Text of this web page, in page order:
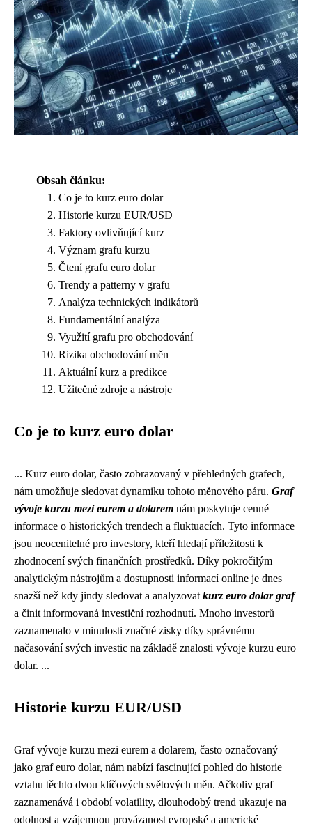
Obsah článku:
Co je to kurz euro dolar
Historie kurzu EUR/USD
Faktory ovlivňující kurz
Význam grafu kurzu
Čtení grafu euro dolar
Trendy a patterny v grafu
Analýza technických indikátorů
Fundamentální analýza
Využití grafu pro obchodování
Rizika obchodování měn
Aktuální kurz a predikce
Užitečné zdroje a nástroje
Co je to kurz euro dolar
... Kurz euro dolar, často zobrazovaný v přehledných grafech,
nám umožňuje sledovat dynamiku tohoto měnového páru. Graf
vývoje kurzu mezi eurem a dolarem nám poskytuje cenné
informace o historických trendech a fluktuacích. Tyto informace
jsou neocenitelné pro investory, kteří hledají příležitosti k
zhodnocení svých finančních prostředků. Díky pokročilým
analytickým nástrojům a dostupnosti informací online je dnes
snazší než kdy jindy sledovat a analyzovat kurz euro dolar graf
a činit informovaná investiční rozhodnutí. Mnoho investorů
zaznamenalo v minulosti značné zisky díky správnému
načasování svých investic na základě znalosti vývoje kurzu euro
dolar. ...
Historie kurzu EUR/USD
Graf vývoje kurzu mezi eurem a dolarem, často označovaný
jako graf euro dolar, nám nabízí fascinující pohled do historie
vztahu těchto dvou klíčových světových měn. Ačkoliv graf
zaznamenává i období volatility, dlouhodobý trend ukazuje na
odolnost a vzájemnou provázanost evropské a americké